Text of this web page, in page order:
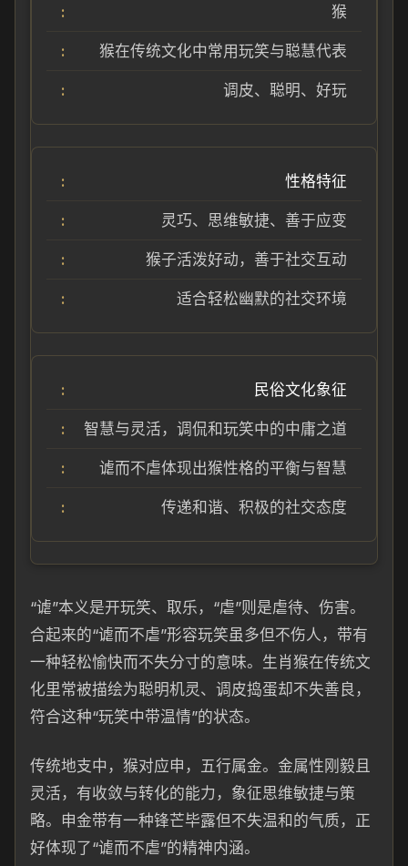
猴
猴在传统文化中常用玩笑与聪慧代表
调皮、聪明、好玩
性格特征
灵巧、思维敏捷、善于应变
猴子活泼好动，善于社交互动
适合轻松幽默的社交环境
民俗文化象征
智慧与灵活，调侃和玩笑中的中庸之道
谑而不虐体现出猴性格的平衡与智慧
传递和谐、积极的社交态度
“谑”本义是开玩笑、取乐，“虐”则是虐待、伤害。
合起来的“谑而不虐”形容玩笑虽多但不伤人，带有
一种轻松愉快而不失分寸的意味。生肖猴在传统文
化里常被描绘为聪明机灵、调皮捣蛋却不失善良，
符合这种“玩笑中带温情”的状态。
传统地支中，猴对应申，五行属金。金属性刚毅且
灵活，有收敛与转化的能力，象征思维敏捷与策
略。申金带有一种锋芒毕露但不失温和的气质，正
好体现了“谑而不虐”的精神内涵。